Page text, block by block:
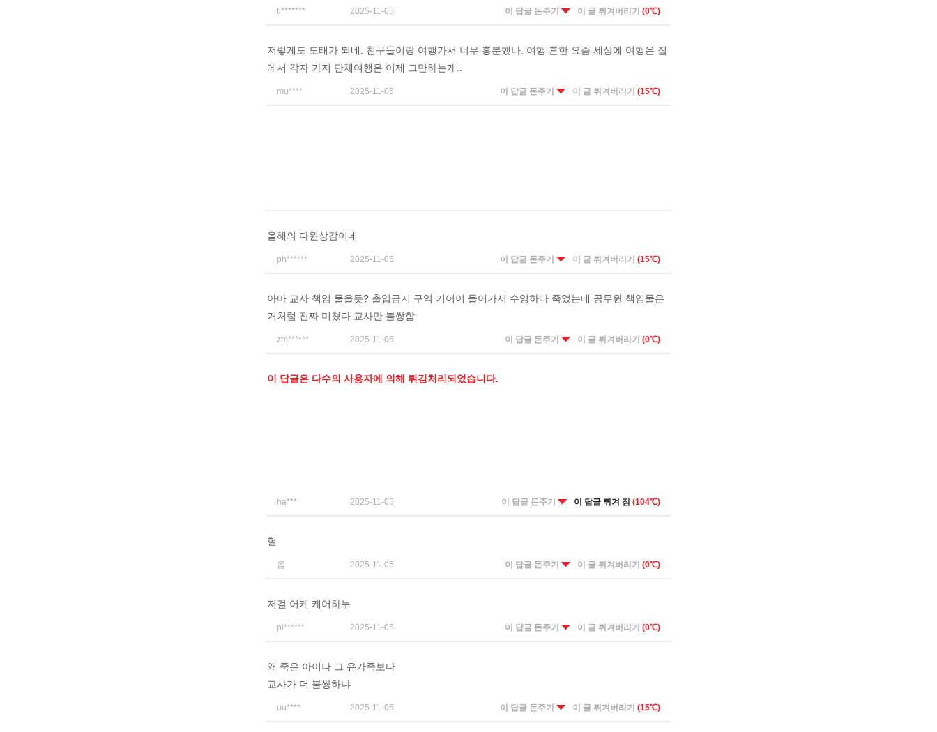
ti******* 2025-11-05 이 답글 돈주기 이 글 튀겨버리기 (0℃)
저렇게도 도태가 되네. 친구들이랑 여행가서 너무 흥분했나. 여행 흔한 요즘 세상에 여행은 집
에서 각자 가지 단체여행은 이제 그만하는게..
mu**** 2025-11-05 이 답글 돈주기 이 글 튀겨버리기 (15℃)
올해의 다윈상감이네
ph****** 2025-11-05 이 답글 돈주기 이 글 튀겨버리기 (15℃)
아마 교사 책임 물을듯? 출입금지 구역 기어이 들어가서 수영하다 죽었는데 공무원 책임물은
거처럼 진짜 미쳤다 교사만 불쌍함
zm****** 2025-11-05 이 답글 돈주기 이 글 튀겨버리기 (0℃)
이 답글은 다수의 사용자에 의해 튀김처리되었습니다.
ha*** 2025-11-05 이 답글 돈주기 이 답글 튀겨 짐 (104℃)
헐
옴 2025-11-05 이 답글 돈주기 이 글 튀겨버리기 (0℃)
저걸 어케 케어하누
pl****** 2025-11-05 이 답글 돈주기 이 글 튀겨버리기 (0℃)
왜 죽은 아이나 그 유가족보다
교사가 더 불쌍하냐
uu**** 2025-11-05 이 답글 돈주기 이 글 튀겨버리기 (15℃)